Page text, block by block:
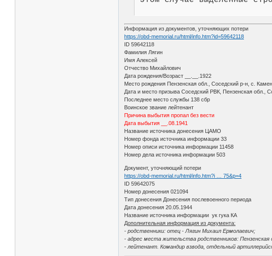
Информация из документов, уточняющих потери
https://obd-memorial.ru/html/info.htm?id=59642118
ID 59642118
Фамилия Лягин
Имя Алексей
Отчество Михайлович
Дата рождения/Возраст __.__.1922
Место рождения Пензенская обл., Соседский р-н, с.
Дата и место призыва Соседский РВК, Пензенская обл.,
Последнее место службы 138 сбр
Воинское звание лейтенант
Причина выбытия пропал без вести
Дата выбытия __.08.1941
Название источника донесения ЦАМО
Номер фонда источника информации 33
Номер описи источника информации 11458
Номер дела источника информации 503
Документ, уточняющий потери
https://obd-memorial.ru/html/info.htm?i … 75&p=4
ID 59642075
Номер донесения 021094
Тип донесения Донесения послевоенного периода
Дата донесения 20.05.1944
Название источника информации ук гука КА
Дополнительная информация из документа:
- родственники: отец - Лягин Михаил Ермолаевич;
- адрес места жительства родственников: Пензенская
- лейтенант. Командир взвода, отдельный